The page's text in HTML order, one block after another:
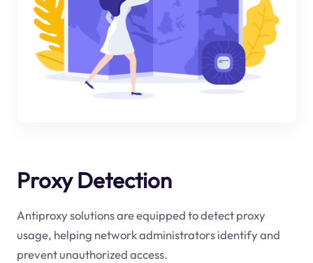
Proxy Detection
Antiproxy solutions are equipped to detect proxy
usage, helping network administrators identify and
prevent unauthorized access.